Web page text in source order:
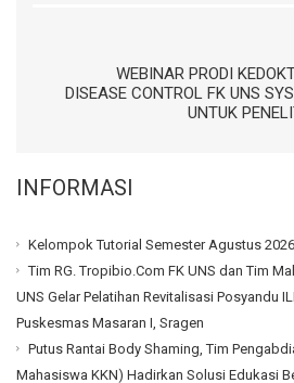
WEBINAR PRODI
DISEASE CONTROL FK UNS
UNTUK
INFORMASI
Kelompok Tutorial Semester Agustus
Tim RG. Tropibio.Com FK UNS dan Tim
UNS Gelar Pelatihan Revitalisasi Posyandu
Puskesmas Masaran I, Sragen
Putus Rantai Body Shaming, Tim
Mahasiswa KKN) Hadirkan Solusi Edukasi